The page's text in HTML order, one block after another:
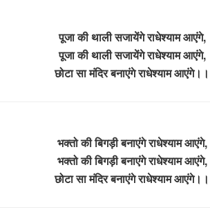
पूजा की थाली सजायेंगे राधेश्याम आएंगे,
पूजा की थाली सजायेंगे राधेश्याम आएंगे,
छोटा सा मंदिर बनाएंगे राधेश्याम आएंगे।।
भक्तो की बिगड़ी बनाएंगे राधेश्याम आएंगे,
भक्तो की बिगड़ी बनाएंगे राधेश्याम आएंगे,
छोटा सा मंदिर बनाएंगे राधेश्याम आएंगे।।